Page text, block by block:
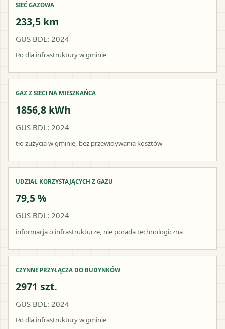
SIEĆ GAZOWA
233,5 km
GUS BDL: 2024
tło dla infrastruktury w gminie
GAZ Z SIECI NA MIESZKAŃCA
1856,8 kWh
GUS BDL: 2024
tło zużycia w gminie, bez przewidywania kosztów
UDZIAŁ KORZYSTAJĄCYCH Z GAZU
79,5 %
GUS BDL: 2024
informacja o infrastrukturze, nie porada technologiczna
CZYNNE PRZYŁĄCZA DO BUDYNKÓW
2971 szt.
GUS BDL: 2024
tło dla infrastruktury w gminie